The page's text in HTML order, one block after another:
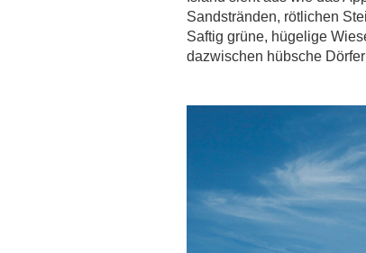
Sandstränden, rötlichen
Saftig grüne, hügelige
dazwischen hübsche